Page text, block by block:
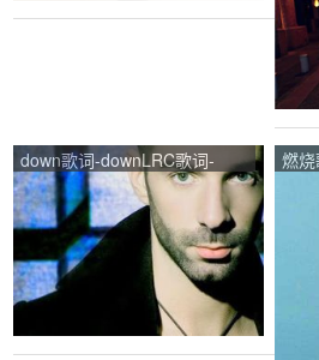
down歌词-downLRC歌词-
jason walker
燃